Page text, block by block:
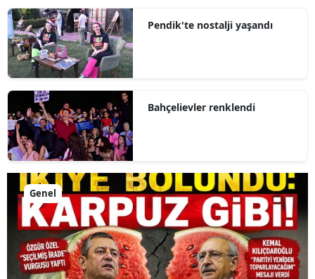
Pendik'te nostalji yaşandı
Bahçelievler renklendi
Genel